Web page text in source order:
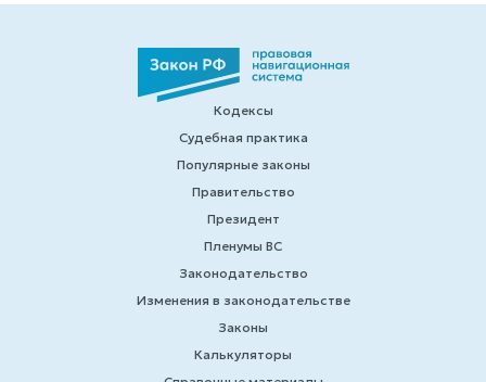
Кодексы
Судебная практика
Популярные законы
Правительство
Президент
Пленумы ВС
Законодательство
Изменения в законодательстве
Законы
Калькуляторы